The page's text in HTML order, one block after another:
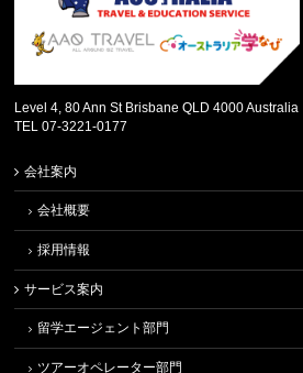
Level 4, 80 Ann St Brisbane QLD 4000 Australia
TEL 07-3221-0177
会社案内
会社概要
採用情報
サービス案内
留学エージェント部門
ツアーオペレーター部門